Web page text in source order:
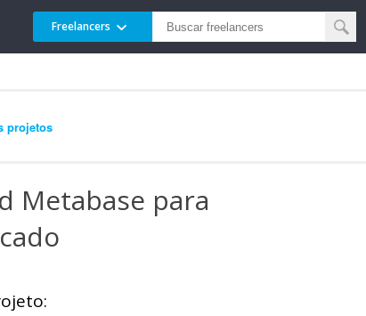
Freelancers
projetos
Metabase para